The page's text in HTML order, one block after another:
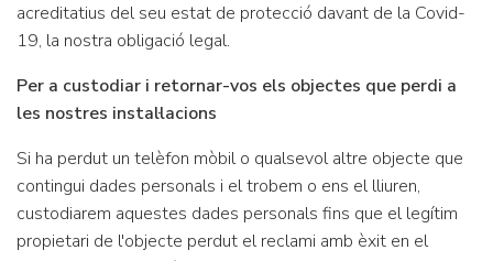
acreditatius del seu estat de protecció davant de la Covid-
19, la nostra obligació legal.
Per a custodiar i retornar-vos els objectes que perdi a
les nostres instal·lacions
Si ha perdut un telèfon mòbil o qualsevol altre objecte que
contingui dades personals i el trobem o ens el lliuren,
custodiarem aquestes dades personals fins que el legítim
propietari de l'objecte perdut el reclami amb èxit en el